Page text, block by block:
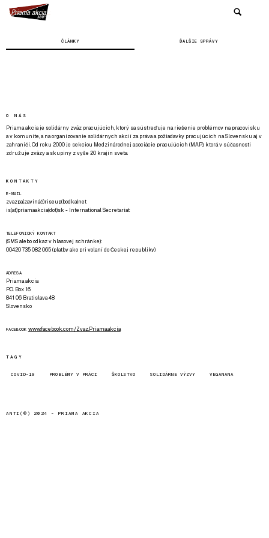
ČLÁNKY ĎALŠIE SPRÁVY
O NÁS
Priama akcia je solidárny zväz pracujúcich, ktorý sa sústreďuje na riešenie problémov na pracovisku
a v komunite, a na organizovanie solidárnych akcií za práva a požiadavky pracujúcich na Slovensku aj v
zahraničí. Od roku 2000 je sekciou Medzinárodnej asociácie pracujúcich (MAP), ktorá v súčasnosti
združuje zväzy a skupiny z vyše 20 krajín sveta.
KONTAKTY
E-MAIL
zvazpa(zavináč)riseup(bodka)net
is(at)priamaakcia(dot)sk - International Secretariat
TELEFONICKÝ KONTAKT
(SMS alebo odkaz v hlasovej schránke):
00420 735 082 065 (platby ako pri volaní do Českej republiky)
ADRESA
Priama akcia
P.O. Box 16
841 06 Bratislava 48
Slovensko
FACEBOOK www.facebook.com/Zvaz.Priama.akcia
TAGY
COVID-19 PROBLÉMY V PRÁCI ŠKOLSTVO SOLIDÁRNE VÝZVY VEGANANA
ANTI(©) 2024 - PRIAMA AKCIA